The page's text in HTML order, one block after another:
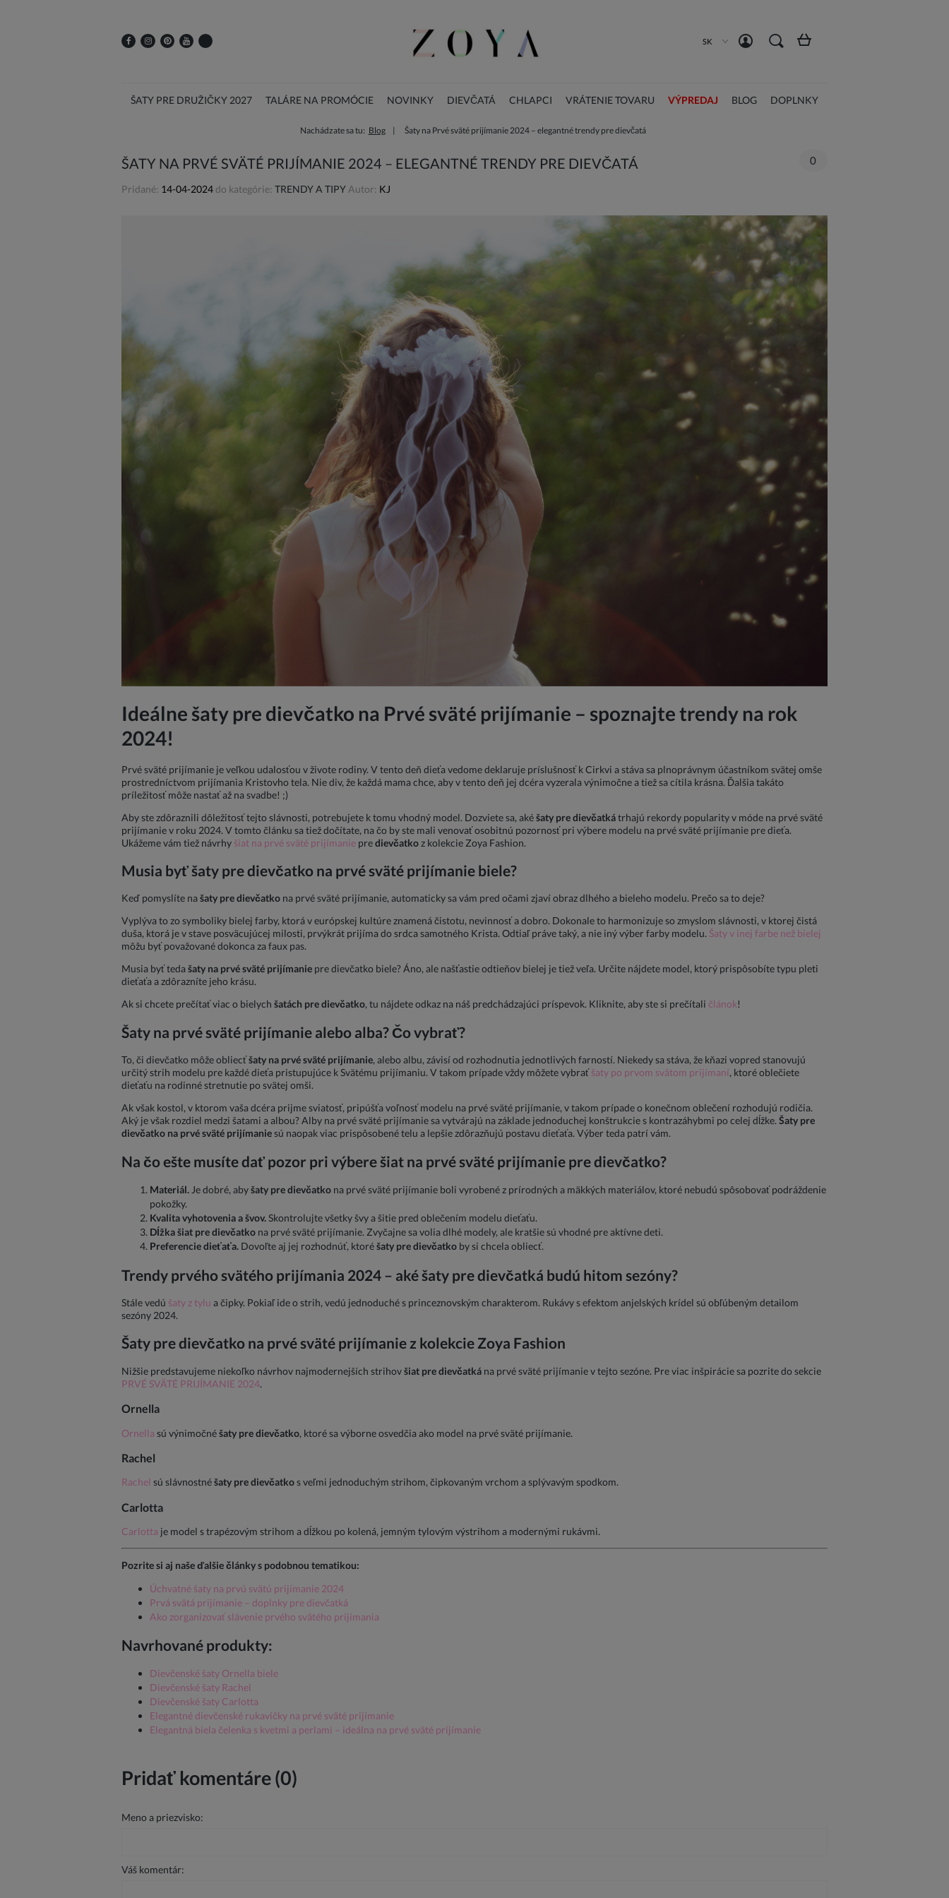
SK
ŠATY PRE DRUŽIČKY 2027 TALÁRE NA PROMÓCIE NOVINKY DIEVČATÁ CHLAPCI VRÁTENIE TOVARU VÝPREDAJ BLOG DOPLNKY
Nachádzate sa tu: Blog Šaty na Prvé sväté prijímanie 2024 – elegantné trendy pre dievčatá
ŠATY NA PRVÉ SVÄTÉ PRIJÍMANIE 2024 – ELEGANTNÉ TRENDY PRE DIEVČATÁ 0
Pridané: 14-04-2024 do kategórie: TRENDY A TIPYAutor: KJ
Ideálne šaty pre dievčatko na Prvé sväté prijímanie – spoznajte trendy na rok
2024!
Prvé sväté prijímanie je veľkou udalosťou v živote rodiny. V tento deň dieťa vedome deklaruje príslušnosť k Cirkvi a stáva sa plnoprávnym účastníkom svätej omše
prostredníctvom prijímania Kristovho tela. Nie div, že každá mama chce, aby v tento deň jej dcéra vyzerala výnimočne a tiež sa cítila krásna. Ďalšia takáto
príležitosť môže nastať až na svadbe! ;)
Aby ste zdôraznili dôležitosť tejto slávnosti, potrebujete k tomu vhodný model. Dozviete sa, akéšaty pre dievčatkátrhajú rekordy popularity v móde na prvé sväté
prijímanie v roku 2024. V tomto článku sa tiež dočítate, na čo by ste mali venovať osobitnú pozornosť pri výbere modelu na prvé sväté prijímanie pre dieťa.
Ukážeme vám tiež návrhy šiat na prvé sväté prijímanie predievčatkoz kolekcie Zoya Fashion.
Musia byť šaty pre dievčatko na prvé sväté prijímanie biele?
Keď pomyslíte našaty pre dievčatko na prvé sväté prijímanie, automaticky sa vám pred očami zjaví obraz dlhého a bieleho modelu. Prečo sa to deje?
Vyplýva to zo symboliky bielej farby, ktorá v európskej kultúre znamená čistotu, nevinnosť a dobro. Dokonale to harmonizuje so zmyslom slávnosti, v ktorej čistá
duša, ktorá je v stave posväcujúcej milosti, prvýkrát prijíma do srdca samotného Krista. Odtiaľ práve taký, a nie iný výber farby modelu. Šaty v inej farbe než bielej
môžu byť považované dokonca za faux pas.
Musia byť tedašaty na prvé sväté prijímanie pre dievčatko biele? Áno, ale našťastie odtieňov bielej je tiež veľa. Určite nájdete model, ktorý prispôsobíte typu pleti
dieťaťa a zdôrazníte jeho krásu.
Ak si chcete prečítať viac o bielych šatách pre dievčatko, tu nájdete odkaz na náš predchádzajúci príspevok. Kliknite, aby ste si prečítali článok!
Šaty na prvé sväté prijímanie alebo alba? Čo vybrať?
To, či dievčatko môže obliecťšaty na prvé sväté prijímanie, alebo albu, závisí od rozhodnutia jednotlivých farností. Niekedy sa stáva, že kňazi vopred stanovujú
určitý strih modelu pre každé dieťa pristupujúce k Svätému prijímaniu. V takom prípade vždy môžete vybraťšaty po prvom svätom prijímaní, ktoré oblečiete
dieťaťu na rodinné stretnutie po svätej omši.
Ak však kostol, v ktorom vaša dcéra prijme sviatosť, pripúšťa voľnosť modelu na prvé sväté prijímanie, v takom prípade o konečnom oblečení rozhodujú rodičia.
Aký je však rozdiel medzi šatami a albou? Alby na prvé sväté prijímanie sa vytvárajú na základe jednoduchej konštrukcie s kontrazáhybmi po celej dĺžke. Šaty pre
dievčatko na prvé sväté prijímaniesú naopak viac prispôsobené telu a lepšie zdôrazňujú postavu dieťaťa. Výber teda patrí vám.
Na čo ešte musíte dať pozor pri výbere šiat na prvé sväté prijímanie pre dievčatko?
Materiál. Je dobré, abyšaty pre dievčatko na prvé sväté prijímanie boli vyrobené z prírodných a mäkkých materiálov, ktoré nebudú spôsobovať podráždenie
pokožky.
Kvalita vyhotovenia a švov.Skontrolujte všetky švy a šitie pred oblečením modelu dieťaťu.
Dĺžka šiat pre dievčatko na prvé sväté prijímanie. Zvyčajne sa volia dlhé modely, ale kratšie sú vhodné pre aktívne deti.
Preferencie dieťaťa. Dovoľte aj jej rozhodnúť, ktoréšaty pre dievčatko by si chcela obliecť.
Trendy prvého svätého prijímania 2024 – aké šaty pre dievčatká budú hitom sezóny?
Stále vedú šaty z tylu a čipky. Pokiaľ ide o strih, vedú jednoduché s princeznovským charakterom. Rukávy s efektom anjelských krídel sú obľúbeným detailom
sezóny 2024.
Šaty pre dievčatko na prvé sväté prijímanie z kolekcie Zoya Fashion
Nižšie predstavujeme niekoľko návrhov najmodernejších strihovšiat pre dievčatká na prvé sväté prijímanie v tejto sezóne. Pre viac inšpirácie sa pozrite do sekcie
PRVÉ SVÄTÉ PRIJÍMANIE 2024.
Ornella
Ornella sú výnimočnéšaty pre dievčatko, ktoré sa výborne osvedčia ako model na prvé sväté prijímanie.
Rachel
Rachel sú slávnostnéšaty pre dievčatkos veľmi jednoduchým strihom, čipkovaným vrchom a splývavým spodkom.
Carlotta
Carlotta je model s trapézovým strihom a dĺžkou po kolená, jemným tylovým výstrihom a modernými rukávmi.
Pozrite si aj naše ďalšie články s podobnou tematikou:
Úchvatné šaty na prvú svätú prijímanie 2024
Prvá svätá prijímanie – doplnky pre dievčatká
Ako zorganizovať slávenie prvého svätého prijímania
Navrhované produkty:
Dievčenské šaty Ornella biele
Dievčenské šaty Rachel
Dievčenské šaty Carlotta
Elegantné dievčenské rukavičky na prvé sväté prijímanie
Elegantná biela čelenka s kvetmi a perlami – ideálna na prvé sväté prijímanie
Pridať komentáre (0)
Meno a priezvisko:
Váš komentár: